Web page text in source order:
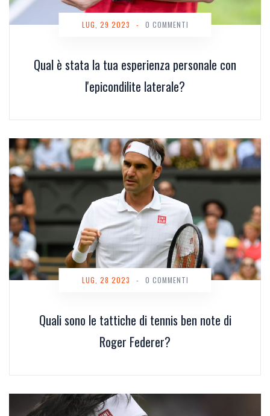
Qual è stata la tua esperienza personale con
l'epicondilite laterale?
LUG, 29 2023 - 0 COMMENTI
Quali sono le tattiche di tennis ben note di
Roger Federer?
LUG, 28 2023 - 0 COMMENTI